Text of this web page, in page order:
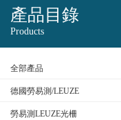
產品目錄
Products
全部產品
德國勞易測/LEUZE
勞易測LEUZE光柵